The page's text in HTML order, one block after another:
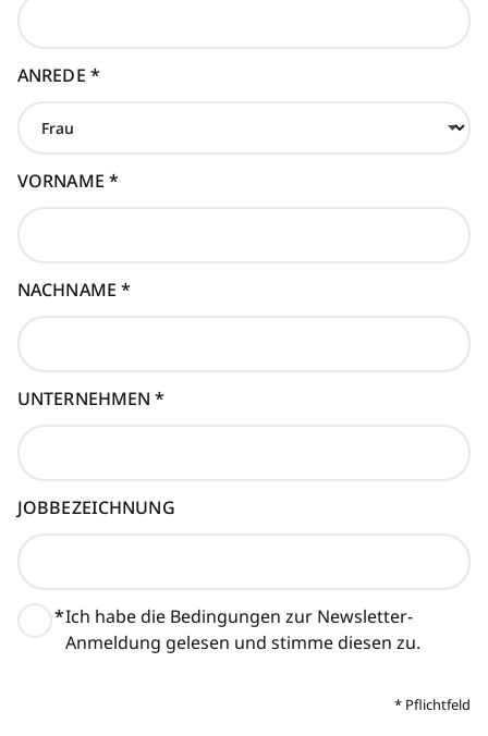
ANREDE *
VORNAME *
NACHNAME*
UNTERNEHMEN*
JOBBEZEICHNUNG
*Ich habe die Bedingungen zur Newsletter-
Anmeldung gelesen und stimme diesen zu.
* Pflichtfeld